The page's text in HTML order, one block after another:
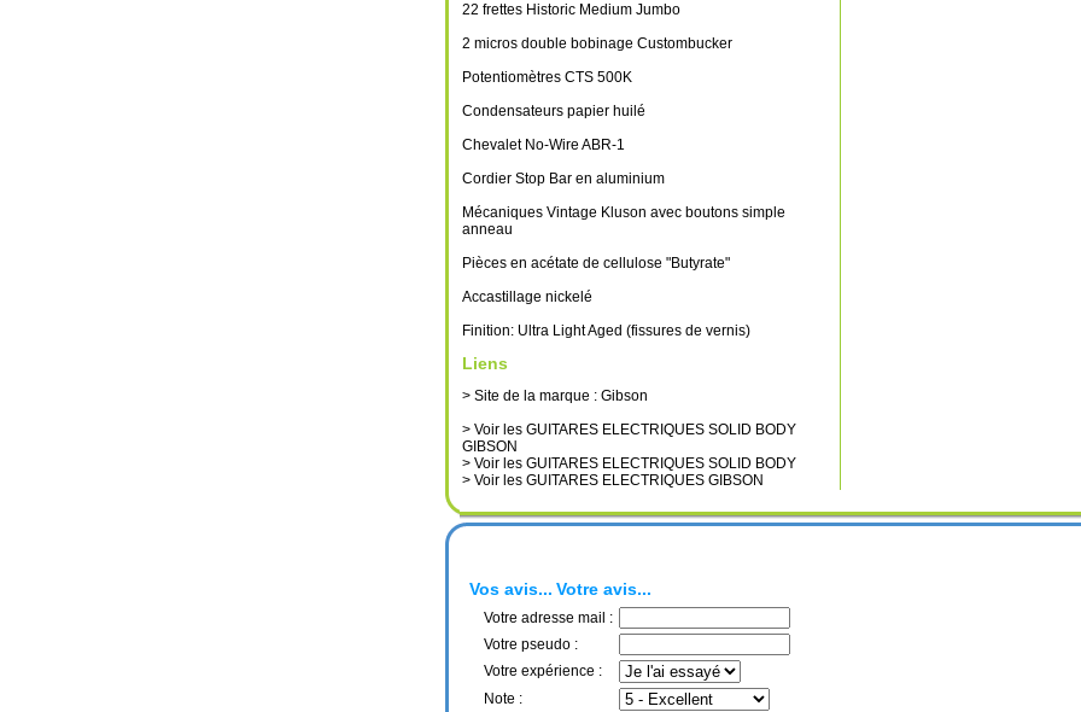
22 frettes Historic Medium Jumbo
2 micros double bobinage Custombucker
Potentiomètres CTS 500K
Condensateurs papier huilé
Chevalet No-Wire ABR-1
Cordier Stop Bar en aluminium
Mécaniques Vintage Kluson avec boutons simple
anneau
Pièces en acétate de cellulose "Butyrate"
Accastillage nickelé
Finition: Ultra Light Aged (fissures de vernis)
Liens
> Site de la marque : Gibson
> Voir les GUITARES ELECTRIQUES SOLID BODY
GIBSON
> Voir les GUITARES ELECTRIQUES SOLID BODY
> Voir les GUITARES ELECTRIQUES GIBSON
Vos avis... Votre avis...
Votre adresse mail :
Votre pseudo :
Votre expérience :
Note :